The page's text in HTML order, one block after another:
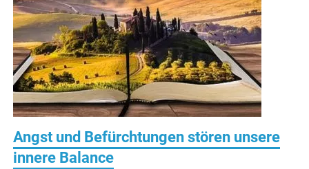
Angst und Befürchtungen stören unsere
innere Balance